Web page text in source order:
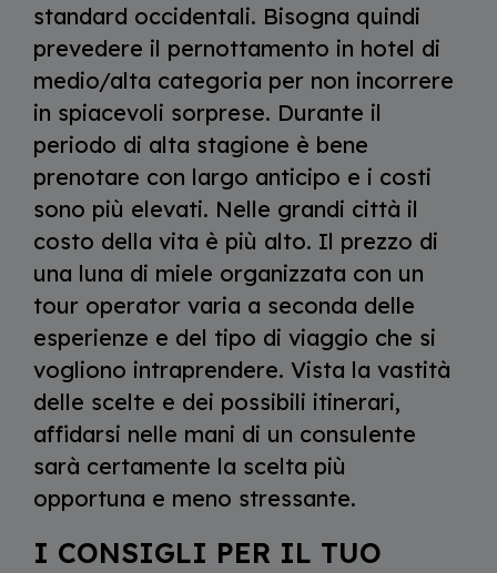
standard occidentali. Bisogna quindi
prevedere il pernottamento in hotel di
medio/alta categoria per non incorrere
in spiacevoli sorprese. Durante il
periodo di alta stagione è bene
prenotare con largo anticipo e i costi
sono più elevati. Nelle grandi città il
costo della vita è più alto. Il prezzo di
una luna di miele organizzata con un
tour operator varia a seconda delle
esperienze e del tipo di viaggio che si
vogliono intraprendere. Vista la vastità
delle scelte e dei possibili itinerari,
affidarsi nelle mani di un consulente
sarà certamente la scelta più
opportuna e meno stressante.
I CONSIGLI PER IL TUO